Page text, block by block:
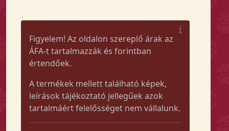
Figyelem! Az oldalon szereplő árak az
ÁFA-t tartalmazzák és forintban
értendőek.
A termékek mellett található képek,
leírások tájékoztató jellegűek azok
tartalmáért felelősséget nem vállalunk.